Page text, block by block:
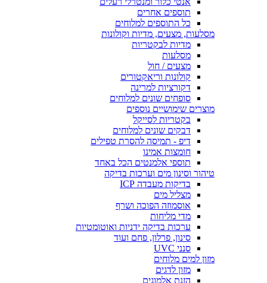
תוספים אחרים
כל התוספים למלוחים
מסלעות, מצעים, מדיות וקולונות
מדיות לבקטריות
מסלעות
מצעים / חול
קולונות וריאקטורים
דקורציות למרינה
סופחים שונים למלוחים
מוצרים שימושיים נוספים
בקטריות לסייקל
דבקים שונים למלוחים
דיפ - תמיסה להסרת טפילים
חומצות אמינו
תוספי אלמנטים הכל באחד
טיהור וסינון מים וערכות בדיקה
בדיקות מעבדה ICP
מצליל מים
אוסמוזה הפוכה ושרף
מדי מליחות
ערכות בדיקה ידניות ואוטומטיות
סינון, פרלון, פחם ועוד
סנני UVC
מזון למים מלוחים
מזון לדגים
הזנת אלמוגים